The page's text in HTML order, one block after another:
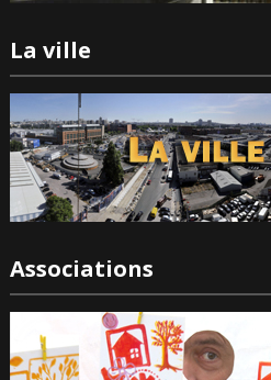
La ville
Associations